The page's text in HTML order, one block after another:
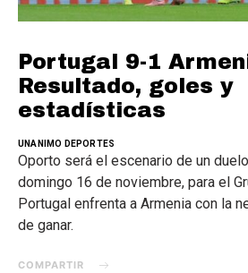
Portugal 9-1
Resultado, goles y
estadísticas
UNANIMO DEPORTES
Oporto será el escenario de un
domingo 16 de noviembre, para el
Portugal enfrenta a Armenia con la
de ganar.
COMPARTIR